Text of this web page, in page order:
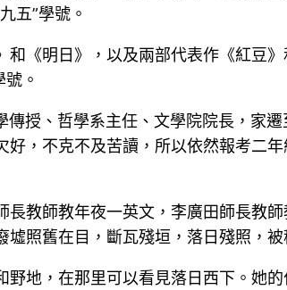
五”學號。
《明日》，以及兩部代表作《紅豆
。
授、哲學系主任、文學院院長，家
，不克不及苦讀，所以依然報考二
教師教年夜一英文，李廣田師長教
照舊在目，斷瓦殘垣，落日殘照，被
地，在那里可以看見落日西下。她